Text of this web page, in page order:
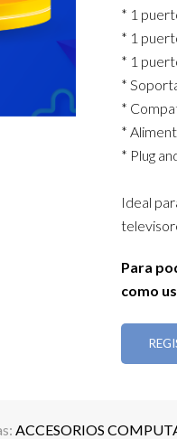
* 1
* 1
* 1
*
*
*
* Plug
Ideal
Para
como
ACCESORIOS